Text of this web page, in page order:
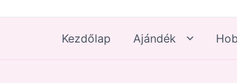
Kezdőlap Ajándék